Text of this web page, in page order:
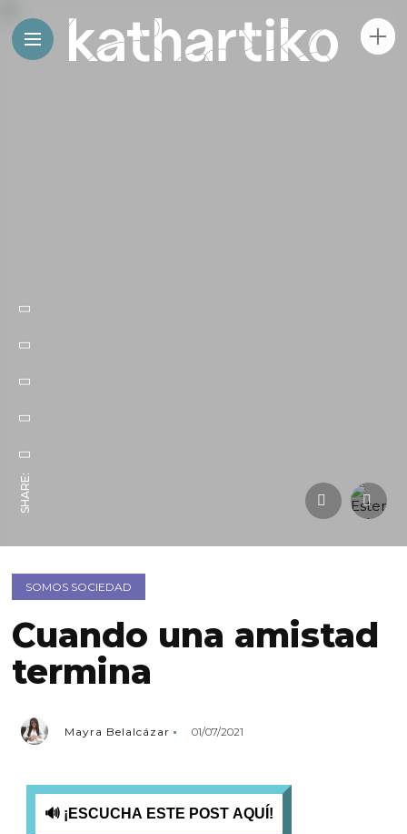
SHARE:
SOMOS SOCIEDAD
Cuando una amistad
termina
Mayra Belalcázar 01/07/2021
🔊 ¡ESCUCHA ESTE POST AQUÍ!